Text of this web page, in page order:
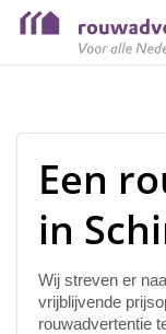
Een
in
Wij streven er
vrijblijvende
rouwadvertentie